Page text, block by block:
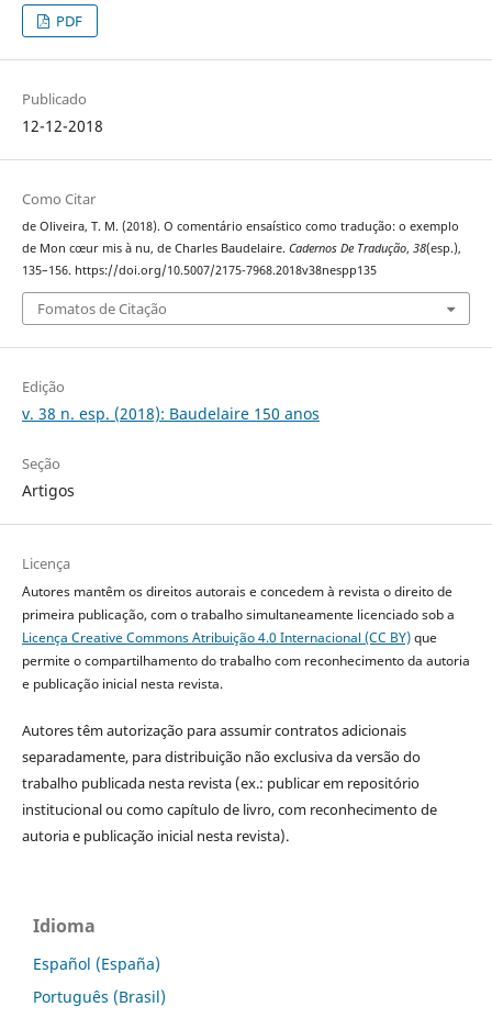
PDF
Publicado
12-12-2018
Como Citar
de Oliveira, T. M. (2018). O comentário ensaístico como tradução: o exemplo
de Mon cœur mis à nu, de Charles Baudelaire. Cadernos De Tradução, 38(esp.),
135–156. https://doi.org/10.5007/2175-7968.2018v38nespp135
Fomatos de Citação
Edição
v. 38 n. esp. (2018): Baudelaire 150 anos
Seção
Artigos
Licença
Autores mantêm os direitos autorais e concedem à revista o direito de
primeira publicação, com o trabalho simultaneamente licenciado sob a
Licença Creative Commons Atribuição 4.0 Internacional (CC BY)que
permite o compartilhamento do trabalho com reconhecimento da autoria
e publicação inicial nesta revista.
Autores têm autorização para assumir contratos adicionais
separadamente, para distribuição não exclusiva da versão do
trabalho publicada nesta revista (ex.: publicar em repositório
institucional ou como capítulo de livro, com reconhecimento de
autoria e publicação inicial nesta revista).
Idioma
Español (España)
Português (Brasil)